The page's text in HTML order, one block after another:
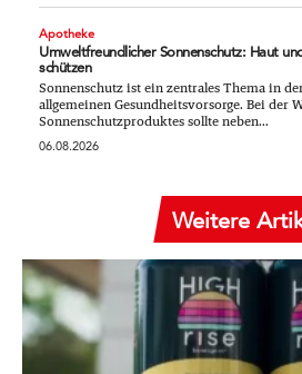
Apotheke
Umweltfreundlicher Sonnenschutz: Haut
schützen
Sonnenschutz ist ein zentrales Thema in
allgemeinen Gesundheitsvorsorge. Bei der
Sonnenschutzproduktes sollte neben...
06.08.2026
Weitere